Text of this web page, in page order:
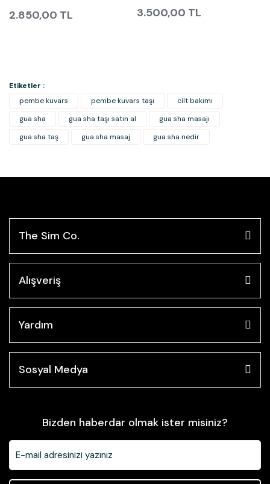
2.850,00 TL 3.500,00 TL
Etiketler :
pembe kuvars
pembe kuvars taşı
cilt bakımı
gua sha
gua sha taşı satın al
gua sha masajı
gua sha taş
gua sha masaj gua sha nedir
The Sim Co.
Alışveriş
Yardım
Sosyal Medya
Bizden haberdar olmak ister misiniz?